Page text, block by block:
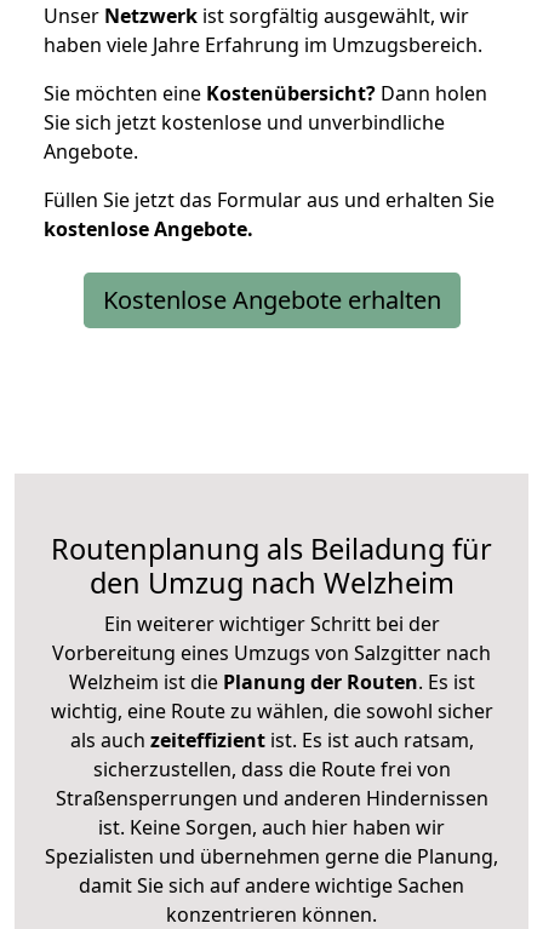
Unser Netzwerk ist sorgfältig ausgewählt, wir
haben viele Jahre Erfahrung im Umzugsbereich.
Sie möchten eine Kostenübersicht? Dann holen
Sie sich jetzt kostenlose und unverbindliche
Angebote.
Füllen Sie jetzt das Formular aus und erhalten Sie
kostenloseAngebote.
Kostenlose Angebote erhalten
Routenplanung als Beiladung für
den Umzug nach Welzheim
Ein weiterer wichtiger Schritt bei der
Vorbereitung eines Umzugs von Salzgitter nach
Welzheim ist diePlanung der Routen. Es ist
wichtig, eine Route zu wählen, die sowohl sicher
als auch zeiteffizientist. Es ist auch ratsam,
sicherzustellen, dass die Route frei von
Straßensperrungen und anderen Hindernissen
ist. Keine Sorgen, auch hier haben wir
Spezialisten und übernehmen gerne die Planung,
damit Sie sich auf andere wichtige Sachen
konzentrieren können.